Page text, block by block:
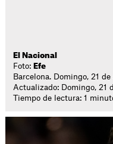
El Nacional
Foto: Efe
Barcelona. Domingo, 21
Actualizado: Domingo, 21
Tiempo de lectura: 1